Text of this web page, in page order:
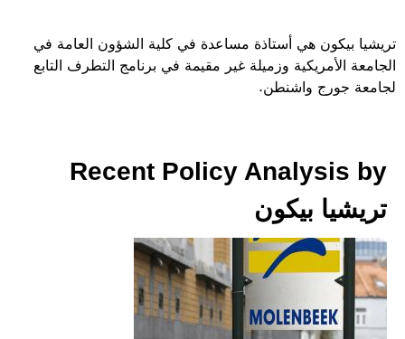
تريشيا بيكون هي أستاذة مساعدة في كلية الشؤون العامة في
الجامعة الأمريكية وزميلة غير مقيمة في برنامج التطرف التابع
لجامعة جورج واشنطن.
Recent Policy Analysis by
تريشيا بيكون